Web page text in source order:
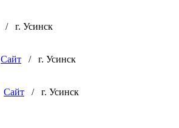
/
г. Усинск
Сайт /
г. Усинск
Сайт /
г. Усинск